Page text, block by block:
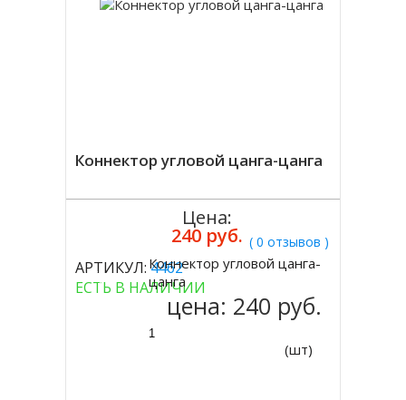
Коннектор угловой цанга-цанга
( 0 отзывов )
АРТИКУЛ:4462
ЕСТЬ В НАЛИЧИИ
Цена:
240 руб.
Купить
Коннектор угловой цанга-
цанга
цена: 240 руб.
(шт)